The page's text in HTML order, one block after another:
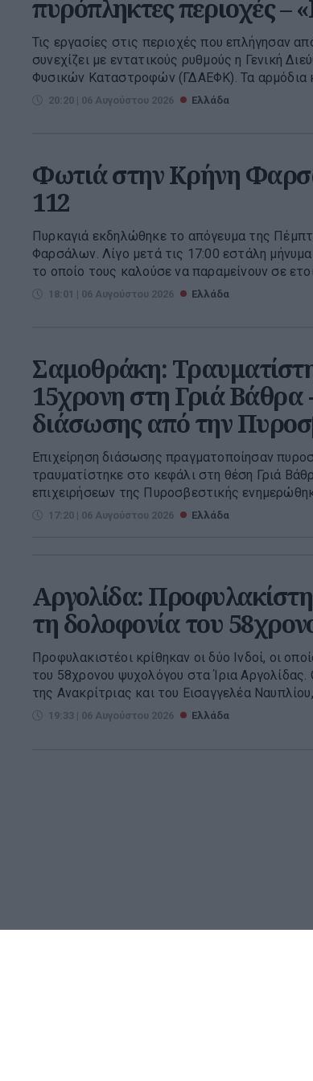
πυρόπληκτες περιοχές –
Τις εργασίες στις περιοχές που επλήγησαν
συνεχίζει με εντατικούς ρυθμούς η Γενική
Φυσικών Καταστροφών (ΓΔΑΕΦΚ). Τα αρμόδια
20:20 | 06 Αυγούστου 2026 Ελλάδα
Φωτιά στην Κρήνη
112
Πυρκαγιά εκδηλώθηκε το απόγευμα της
Φαρσάλων. Λίγο μετά τις 17:00 εστάλη
το οποίο τους καλούσε να παραμείνουν σε
18:01 | 06 Αυγούστου 2026 Ελλάδα
Σαμοθράκη:
15χρονη στη Γριά Βάθρα
διάσωσης από την
Επιχείρηση διάσωσης πραγματοποίησαν
τραυματίστηκε στο κεφάλι στη θέση Γριά
επιχειρήσεων της Πυροσβεστικής
17:20 | 06 Αυγούστου 2026 Ελλάδα
Αργολίδα:
τη δολοφονία του
Προφυλακιστέοι κρίθηκαν οι δύο Ινδοί, οι
του 58χρονου ψυχολόγου στα Ίρια
της Ανακρίτριας και του Εισαγγελέα
19:33 | 06 Αυγούστου 2026 Ελλάδα